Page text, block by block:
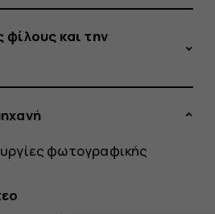
φίλους και την
φωτογραφικής